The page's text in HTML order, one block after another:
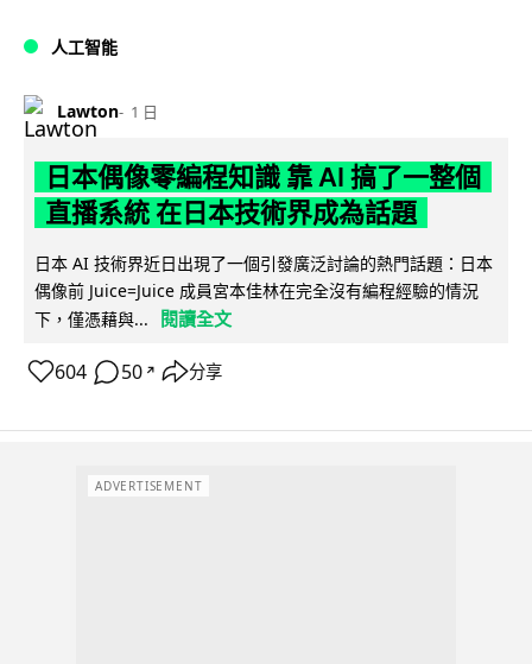
人工智能
Lawton 1 日
日本偶像零編程知識 靠 AI 搞了一整個
直播系統 在日本技術界成為話題
日本 AI 技術界近日出現了一個引發廣泛討論的熱門話題：日本
偶像前 Juice=Juice 成員宮本佳林在完全沒有編程經驗的情況
下，僅憑藉與...
閱讀全文
604 50 ↗ 分享
ADVERTISEMENT